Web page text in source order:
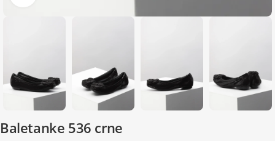
Baletanke 536 crne